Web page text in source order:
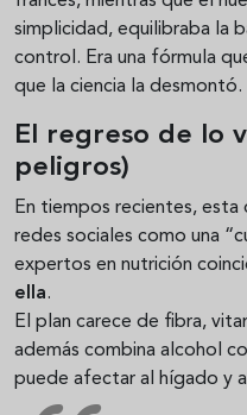
simplicidad, equilibraba la
control. Era una fórmula
que la ciencia la desmontó.
El regreso de lo
peligros)
En tiempos recientes, esta
redes sociales como una
expertos en nutrición
ella.
El plan carece de fibra,
además combina alcohol
puede afectar al hígado y